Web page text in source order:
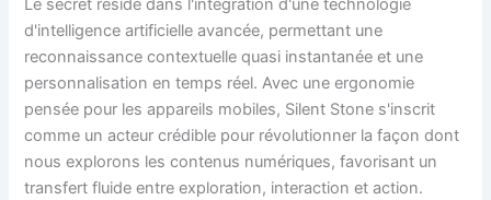
Le secret réside dans l'intégration d'une technologie
d'intelligence artificielle avancée, permettant une
reconnaissance contextuelle quasi instantanée et une
personnalisation en temps réel. Avec une ergonomie
pensée pour les appareils mobiles, Silent Stone s'inscrit
comme un acteur crédible pour révolutionner la façon dont
nous explorons les contenus numériques, favorisant un
transfert fluide entre exploration, interaction et action.